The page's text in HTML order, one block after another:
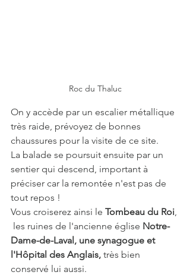
Roc du Thaluc
On y accède par un escalier métallique
très raide, prévoyez de bonnes
chaussures pour la visite de ce site.
La balade se poursuit ensuite par un
sentier qui descend, important à
préciser car la remontée n'est pas de
tout repos !
Vous croiserez ainsi le Tombeau du Roi
les ruines de l'ancienne église Notre-
Dame-de-Laval, une synagogue et
l'Hôpital des Anglais, très bien
conservé lui aussi.